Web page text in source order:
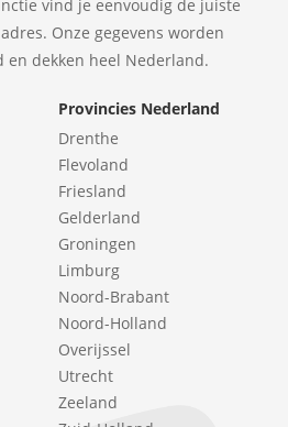
vind je eenvoudig de juiste
Onze gegevens worden
en dekken heel Nederland.
Provincies Nederland
Drenthe
Flevoland
Friesland
Gelderland
Groningen
Limburg
Noord-Brabant
Noord-Holland
Overijssel
Utrecht
Zeeland